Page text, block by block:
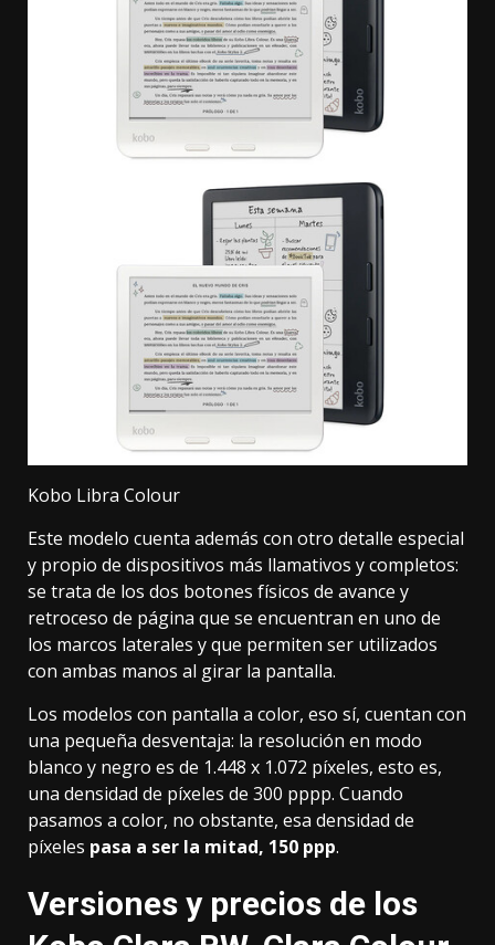
Kobo Libra Colour
Este modelo cuenta además con otro detalle especial
y propio de dispositivos más llamativos y completos:
se trata de los dos botones físicos de avance y
retroceso de página que se encuentran en uno de
los marcos laterales y que permiten ser utilizados
con ambas manos al girar la pantalla.
Los modelos con pantalla a color, eso sí, cuentan con
una pequeña desventaja: la resolución en modo
blanco y negro es de 1.448 x 1.072 píxeles, esto es,
una densidad de píxeles de 300 pppp. Cuando
pasamos a color, no obstante, esa densidad de
píxeles pasa a ser la mitad, 150 ppp.
Versiones y precios de los